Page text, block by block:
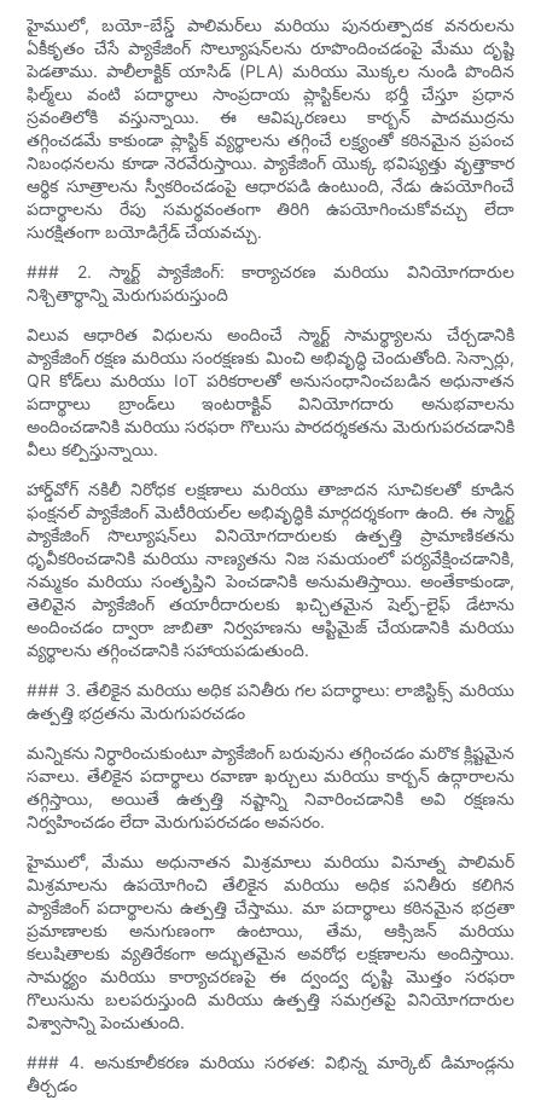
హైములో, బయో-బేస్డ్ పాలిమర్‌లు మరియు పునరుత్పాదక వనరులను
ఏకీకృతం చేసే ప్యాకేజింగ్ సొల్యూషన్‌లను రూపొందించడంపై మేము దృష్టి
పెడతాము. పాలీలాక్టిక్ యాసిడ్ (PLA) మరియు మొక్కల నుండి పొందిన
ఫిల్మ్‌లు వంటి పదార్థాలు సాంప్రదాయ ప్లాస్టిక్‌లను భర్తీ చేస్తూ ప్రధాన
స్రవంతిలోకి వస్తున్నాయి. ఈ ఆవిష్కరణలు కార్బన్ పాదముద్రను
తగ్గించడమే కాకుండా ప్లాస్టిక్ వ్యర్థాలను తగ్గించే లక్ష్యంతో కఠినమైన ప్రపంచ
నిబంధనలను కూడా నెరవేరుస్తాయి. ప్యాకేజింగ్ యొక్క భవిష్యత్తు వృత్తాకార
ఆర్థిక సూత్రాలను స్వీకరించడంపై ఆధారపడి ఉంటుంది, నేడు ఉపయోగించే
పదార్థాలను రేపు సమర్థవంతంగా తిరిగి ఉపయోగించుకోవచ్చు లేదా
సురక్షితంగా బయోడిగ్రేడ్ చేయవచ్చు.
### 2. స్మార్ట్ ప్యాకేజింగ్: కార్యాచరణ మరియు వినియోగదారుల
నిశ్చితార్థాన్ని మెరుగుపరుస్తుంది
విలువ ఆధారిత విధులను అందించే స్మార్ట్ సామర్థ్యాలను చేర్చడానికి
ప్యాకేజింగ్ రక్షణ మరియు సంరక్షణకు మించి అభివృద్ధి చెందుతోంది. సెన్సార్లు,
QR కోడ్‌లు మరియు IoT పరికరాలతో అనుసంధానించబడిన అధునాతన
పదార్థాలు బ్రాండ్‌లు ఇంటరాక్టివ్ వినియోగదారు అనుభవాలను
అందించడానికి మరియు సరఫరా గొలుసు పారదర్శకతను మెరుగుపరచడానికి
వీలు కల్పిస్తున్నాయి.
హార్డ్‌వోగ్ నకిలీ నిరోధక లక్షణాలు మరియు తాజాదన సూచికలతో కూడిన
ఫంక్షనల్ ప్యాకేజింగ్ మెటీరియల్‌ల అభివృద్ధికి మార్గదర్శకంగా ఉంది. ఈ స్మార్ట్
ప్యాకేజింగ్ సొల్యూషన్‌లు వినియోగదారులకు ఉత్పత్తి ప్రామాణికతను
ధృవీకరించడానికి మరియు నాణ్యతను నిజ సమయంలో పర్యవేక్షించడానికి,
నమ్మకం మరియు సంతృప్తిని పెంచడానికి అనుమతిస్తాయి. అంతేకాకుండా,
తెలివైన ప్యాకేజింగ్ తయారీదారులకు ఖచ్చితమైన షెల్ఫ్-లైఫ్ డేటాను
అందించడం ద్వారా జాబితా నిర్వహణను ఆప్టిమైజ్ చేయడానికి మరియు
వ్యర్థాలను తగ్గించడానికి సహాయపడుతుంది.
### 3. తేలికైన మరియు అధిక పనితీరు గల పదార్థాలు: లాజిస్టిక్స్ మరియు
ఉత్పత్తి భద్రతను మెరుగుపరచడం
మన్నికను నిర్ధారించుకుంటూ ప్యాకేజింగ్ బరువును తగ్గించడం మరొక క్లిష్టమైన
సవాలు. తేలికైన పదార్థాలు రవాణా ఖర్చులు మరియు కార్బన్ ఉద్గారాలను
తగ్గిస్తాయి, అయితే ఉత్పత్తి నష్టాన్ని నివారించడానికి అవి రక్షణను
నిర్వహించడం లేదా మెరుగుపరచడం అవసరం.
హైములో, మేము అధునాతన మిశ్రమాలు మరియు వినూత్న పాలిమర్
మిశ్రమాలను ఉపయోగించి తేలికైన మరియు అధిక పనితీరు కలిగిన
ప్యాకేజింగ్ పదార్థాలను ఉత్పత్తి చేస్తాము. మా పదార్థాలు కఠినమైన భద్రతా
ప్రమాణాలకు అనుగుణంగా ఉంటాయి, తేమ, ఆక్సిజన్ మరియు
కలుషితాలకు వ్యతిరేకంగా అద్భుతమైన అవరోధ లక్షణాలను అందిస్తాయి.
సామర్థ్యం మరియు కార్యాచరణపై ఈ ద్వంద్వ దృష్టి మొత్తం సరఫరా
గొలుసును బలపరుస్తుంది మరియు ఉత్పత్తి సమగ్రతపై వినియోగదారుల
విశ్వాసాన్ని పెంచుతుంది.
### 4. అనుకూలీకరణ మరియు సరళత: విభిన్న మార్కెట్ డిమాండ్లను
తీర్చడం